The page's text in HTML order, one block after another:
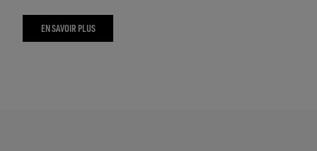
EN SAVOIR PLUS